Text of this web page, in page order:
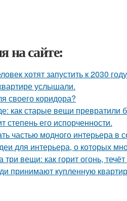
на сайте:
хотят запустить к 2030
услышали.
своего коридора?
как старые вещи превратили
степень его испорченности.
частью модного интерьера
для интерьера, о которых
вещи: как горит огонь,
принимают купленную